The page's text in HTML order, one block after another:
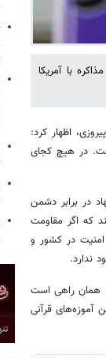
با آمریکا
اظهار کرد:
در هیچ کجای
در برابر دشمن
که اگر مقاومت
امنیت در کشور و
ندارد.
همان راهی است
آموزه‌های قرآنی